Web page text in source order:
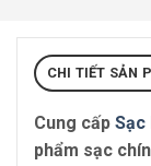
CHI TIẾT SẢN
Cung cấp Sạc
phẩm sạc